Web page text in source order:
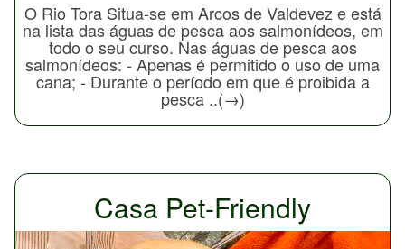
O Rio Tora Situa-se em Arcos de Valdevez e está
na lista das águas de pesca aos salmonídeos, em
todo o seu curso. Nas águas de pesca aos
salmonídeos: - Apenas é permitido o uso de uma
cana; - Durante o período em que é proibida a
pesca ..(→)
Casa Pet-Friendly